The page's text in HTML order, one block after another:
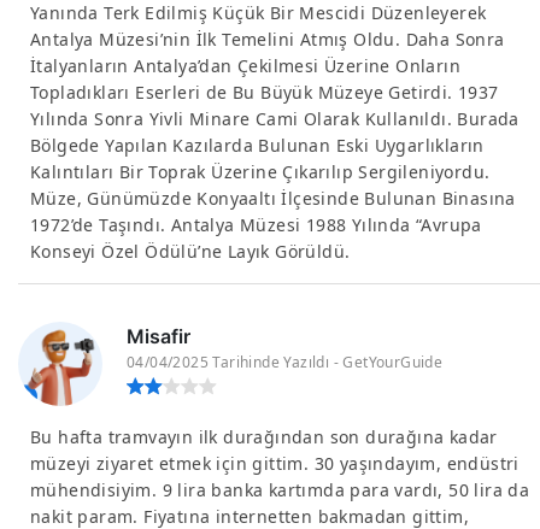
Yanında Terk Edilmiş Küçük Bir Mescidi Düzenleyerek
Antalya Müzesi’nin İlk Temelini Atmış Oldu. Daha Sonra
İtalyanların Antalya’dan Çekilmesi Üzerine Onların
Topladıkları Eserleri de Bu Büyük Müzeye Getirdi. 1937
Yılında Sonra Yivli Minare Cami Olarak Kullanıldı. Burada
Bölgede Yapılan Kazılarda Bulunan Eski Uygarlıkların
Kalıntıları Bir Toprak Üzerine Çıkarılıp Sergileniyordu.
Müze, Günümüzde Konyaaltı İlçesinde Bulunan Binasına
1972’de Taşındı. Antalya Müzesi 1988 Yılında “Avrupa
Konseyi Özel Ödülü’ne Layık Görüldü.
Misafir
04/04/2025 Tarihinde Yazıldı - GetYourGuide
Bu hafta tramvayın ilk durağından son durağına kadar
müzeyi ziyaret etmek için gittim. 30 yaşındayım, endüstri
mühendisiyim. 9 lira banka kartımda para vardı, 50 lira da
nakit param. Fiyatına internetten bakmadan gittim,